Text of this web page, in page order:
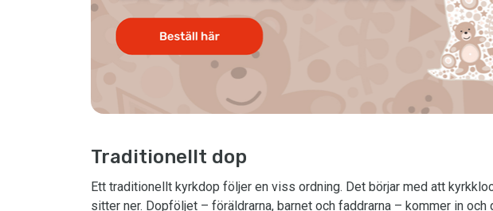
Traditionellt dop
Ett traditionellt kyrkdop följer en viss ordning. Det börjar med att
sitter ner. Dopföljet – föräldrarna, barnet och faddrarna – kommer in